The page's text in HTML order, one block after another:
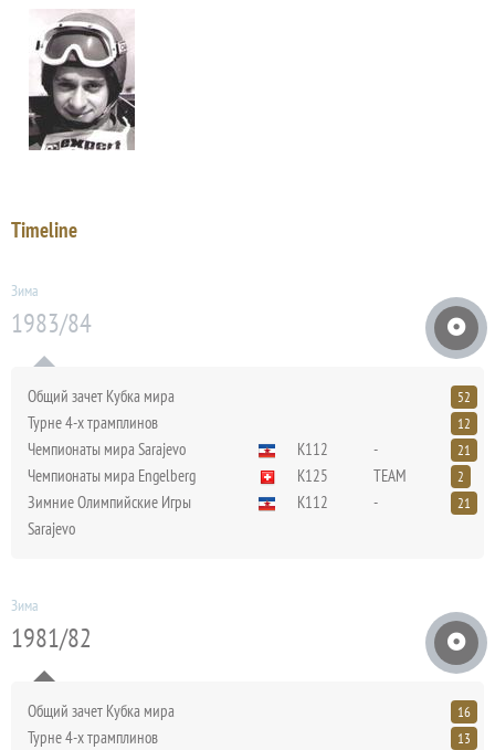
Timeline
Зима
1983/84
Общий зачет Кубка мира 52
Турне 4-х трамплинов 12
Чемпионаты мира Sarajevo K112 - 21
Чемпионаты мира Engelberg K125 TEAM 2
Зимние Олимпийские Игры
Sarajevo
K112 - 21
Зима
1981/82
Общий зачет Кубка мира 16
Турне 4-х трамплинов 13